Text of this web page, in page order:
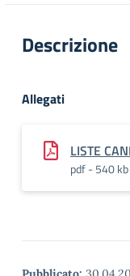
Descrizione
Allegati
LISTE
pdf - 540 kb